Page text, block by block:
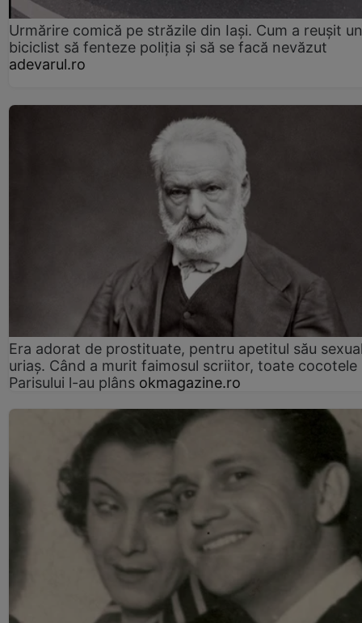
Urmărire comică pe străzile din Iași. Cum a reușit un
biciclist să fenteze poliția și să se facă nevăzut
adevarul.ro
Era adorat de prostituate, pentru apetitul său
uriaș. Când a murit faimosul scriitor, toate cocotele
Parisului l-au plâns okmagazine.ro